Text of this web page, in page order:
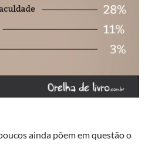
ainda põem em questão o